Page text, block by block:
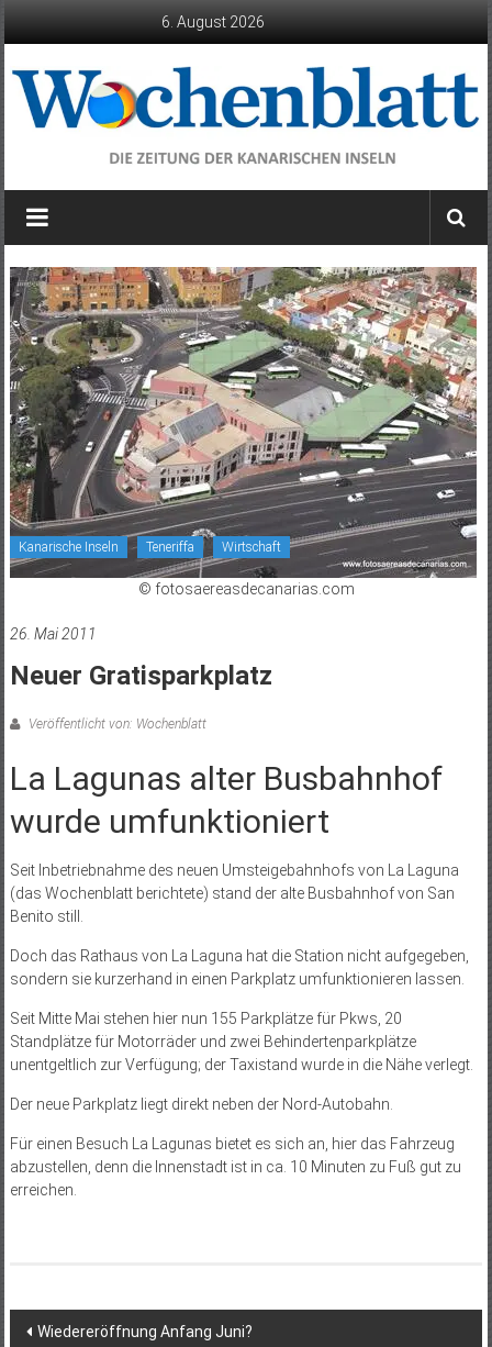
6. August 2026
Wochenblatt
die
der
Kanarischen
Inseln
Kanarische Inseln Teneriffa Wirtschaft
© fotosaereasdecanarias.com
26. Mai 2011
Neuer Gratisparkplatz
Veröffentlicht von: Wochenblatt
La Lagunas alter Busbahnhof
wurde umfunktioniert
Seit Inbetriebnahme des neuen Umsteigebahnhofs von La Laguna
(das Wochenblatt berichtete) stand der alte Busbahnhof von San
Benito still.
Doch das Rathaus von La Laguna hat die Station nicht aufgegeben,
sondern sie kurzerhand in einen Parkplatz umfunktionieren lassen.
Seit Mitte Mai stehen hier nun 155 Parkplätze für Pkws, 20
Standplätze für Motorräder und zwei Behindertenparkplätze
unentgeltlich zur Verfügung; der Taxistand wurde in die Nähe verlegt.
Der neue Parkplatz liegt direkt neben der Nord-Autobahn.
Für einen Besuch La Lagunas bietet es sich an, hier das Fahrzeug
abzustellen, denn die Innenstadt ist in ca. 10 Minuten zu Fuß gut zu
erreichen.
Beitragsnavigation
Wiedereröffnung Anfang Juni?